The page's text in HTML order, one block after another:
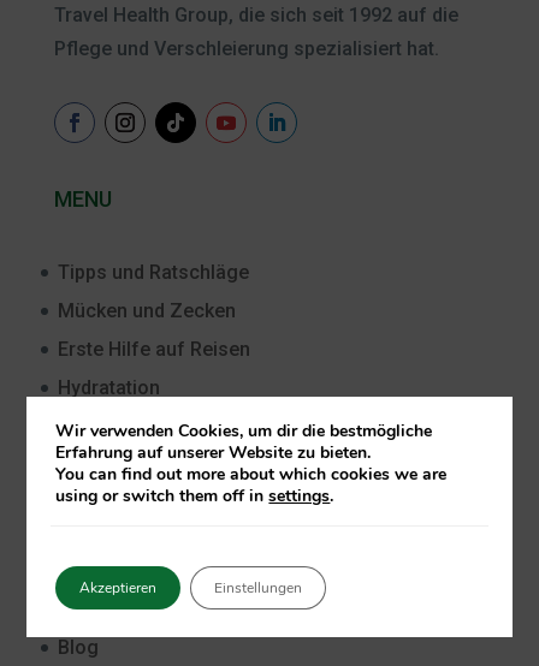
Travel Health Group, die sich seit 1992 auf die
Pflege und Verschleierung spezialisiert hat.
MENU
Tipps und Ratschläge
Mücken und Zecken
Erste Hilfe auf Reisen
Hydratation
Hygiene
Sonnenschutz
Home
Blog
Wir verwenden Cookies, um dir die bestmögliche
Erfahrung auf unserer Website zu bieten.
You can find out more about which cookies we are
using or switch them off insettings.
Akzeptieren Einstellungen